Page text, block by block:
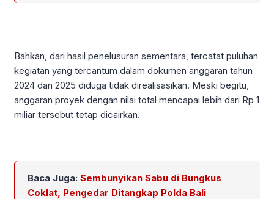
Bahkan, dari hasil penelusuran sementara, tercatat puluhan
kegiatan yang tercantum dalam dokumen anggaran tahun
2024 dan 2025 diduga tidak direalisasikan. Meski begitu,
anggaran proyek dengan nilai total mencapai lebih dari Rp 1
miliar tersebut tetap dicairkan.
Baca Juga: Sembunyikan Sabu di Bungkus
Coklat, Pengedar Ditangkap Polda Bali